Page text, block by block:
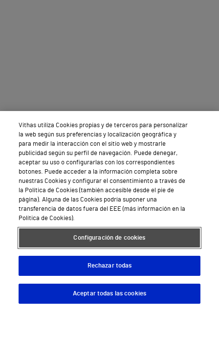
Descargar App
Vithas utiliza Cookies propias y de terceros para personalizar
la web según sus preferencias y localización geográfica y
para medir la interacción con el sitio web y mostrarle
publicidad según su perfil de navegación. Puede denegar,
aceptar su uso o configurarlas con los correspondientes
botones. Puede acceder a la información completa sobre
nuestras Cookies y configurar el consentimiento a través de
la Política de Cookies (también accesible desde el pie de
página). Alguna de las Cookies podría suponer una
transferencia de datos fuera del EEE (más información en la
Política de Cookies).
Configuración de cookies
Rechazar todas
Aceptar todas las cookies